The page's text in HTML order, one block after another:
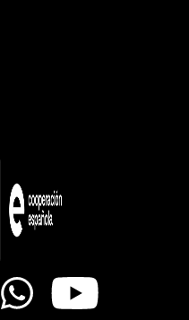
WhatsappYoutube